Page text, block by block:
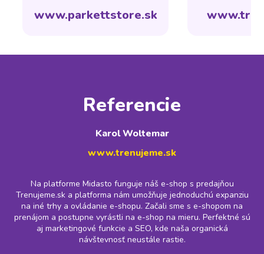
www.parkettstore.sk
Referencie
Karol Woltemar
www.trenujeme.sk
Na platforme Midasto funguje náš e-shop s predajňou
Trenujeme.sk a platforma nám umožňuje jednoduchú expanziu
na iné trhy a ovládanie e-shopu. Začali sme s e-shopom na
prenájom a postupne vyrástli na e-shop na mieru. Perfektné sú
aj marketingové funkcie a SEO, kde naša organická
návštevnosť neustále rastie.